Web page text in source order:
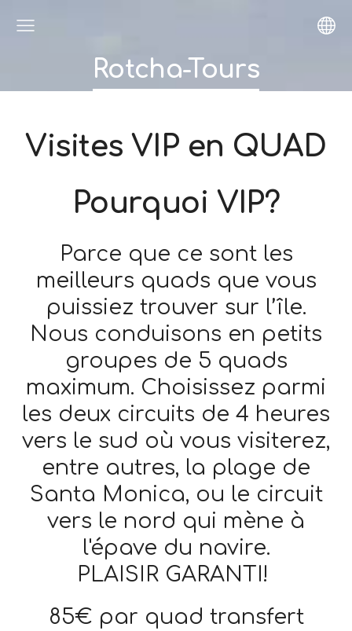
Rotcha-Tours
Visites VIP en QUAD
Pourquoi VIP?
Parce que ce sont les
meilleurs quads que vous
puissiez trouver sur l’île.
Nous conduisons en petits
groupes de 5 quads
maximum. Choisissez parmi
les deux circuits de 4 heures
vers le sud où vous visiterez,
entre autres, la plage de
Santa Monica, ou le circuit
vers le nord qui mène à
l'épave du navire.
PLAISIR GARANTI!
85€ par quad transfert